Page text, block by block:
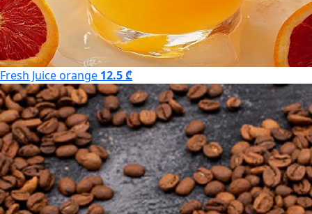
Fresh Juice orange 12.5 ₾